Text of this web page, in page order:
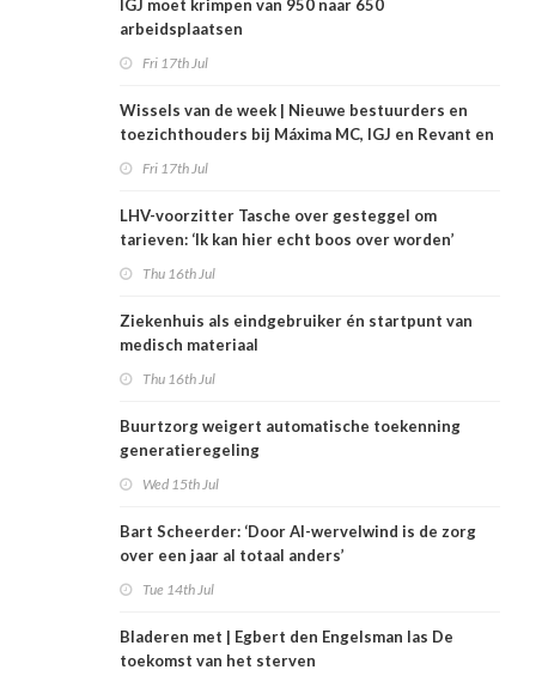
IGJ moet krimpen van 950 naar 650
arbeidsplaatsen
Fri 17th Jul
Wissels van de week | Nieuwe bestuurders en
toezichthouders bij Máxima MC, IGJ en Revant en
Fri 17th Jul
LHV-voorzitter Tasche over gesteggel om
tarieven: ‘Ik kan hier echt boos over worden’
Thu 16th Jul
Ziekenhuis als eindgebruiker én startpunt van
medisch materiaal
Thu 16th Jul
Buurtzorg weigert automatische toekenning
generatieregeling
Wed 15th Jul
Bart Scheerder: ‘Door AI-wervelwind is de zorg
over een jaar al totaal anders’
Tue 14th Jul
Bladeren met | Egbert den Engelsman las De
toekomst van het sterven